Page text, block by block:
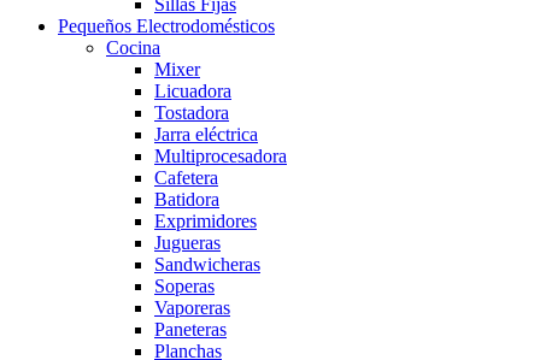
Pequeños Electrodomésticos
Cocina
Mixer
Licuadora
Tostadora
Jarra eléctrica
Multiprocesadora
Cafetera
Batidora
Exprimidores
Jugueras
Sandwicheras
Soperas
Vaporeras
Paneteras
Planchas